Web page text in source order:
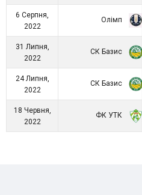
6 Серпня,
2022
Олімп
31 Липня,
2022
СК Базис
24 Липня,
2022
СК Базис
18 Червня,
2022
ФК УТК